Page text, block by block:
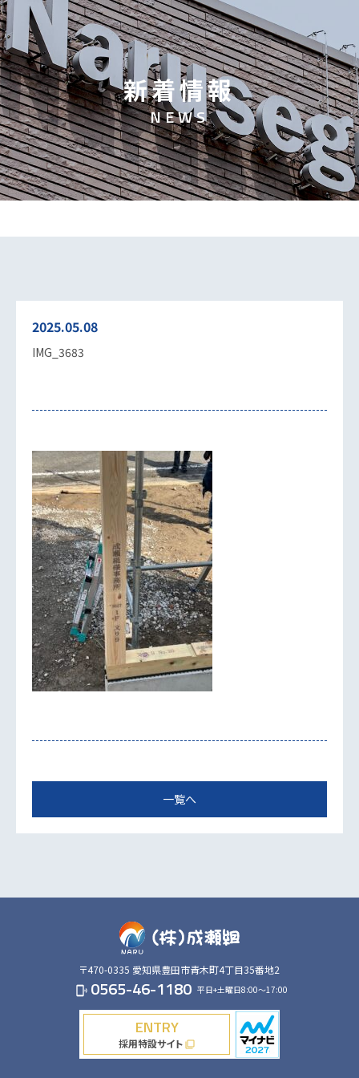
新着情報
NEWS
2025.05.08
IMG_3683
一覧へ
〒470-0335 愛知県豊田市青木町4丁目35番地2
phonelink_ring 0565-46-1180 平日+土曜日8:00～17:00
ENTRY
採用特設サイトfilter_none